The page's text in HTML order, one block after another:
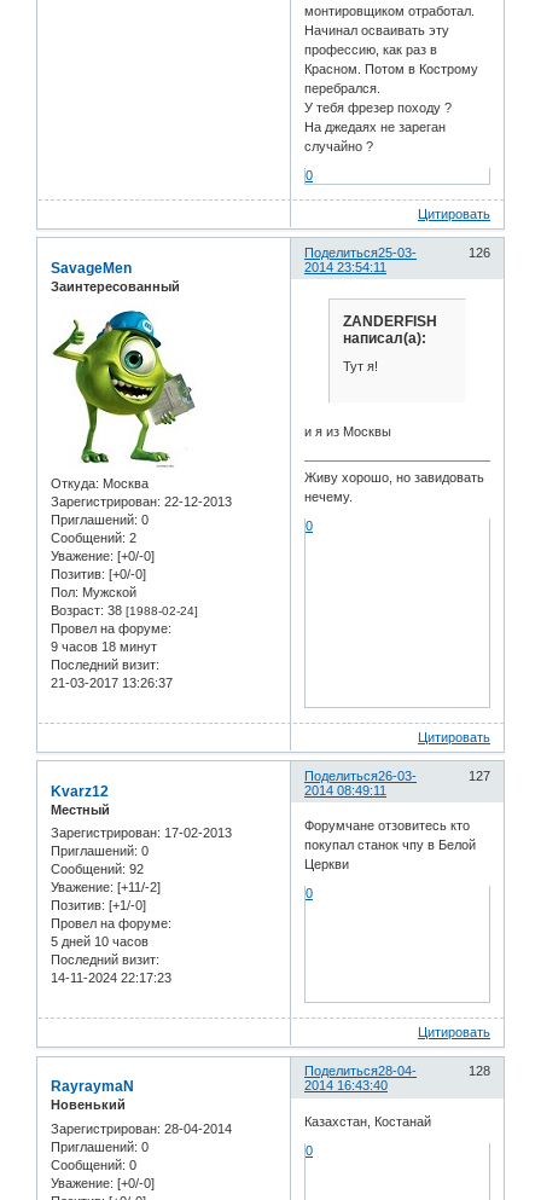
монтировщиком отработал.
Начинал осваивать эту
профессию, как раз в
Красном. Потом в Кострому
перебрался.
У тебя фрезер походу ?
На джедаях не зареган
случайно ?
0
Цитировать
Поделиться 126
25-03-
2014 23:54:11
SavageMen
Заинтересованный
Откуда: Москва
Зарегистрирован: 22-12-2013
Приглашений: 0
Сообщений: 2
Уважение: [+0/-0]
Позитив: [+0/-0]
Пол: Мужской
Возраст: 38 [1988-02-24]
Провел на форуме:
9 часов 18 минут
Последний визит:
21-03-2017 13:26:37
ZANDERFISH
написал(а):
Тут я!
и я из Москвы
Живу хорошо, но завидовать
нечему.
0
Цитировать
Поделиться 127
26-03-
2014 08:49:11
Kvarz12
Местный
Зарегистрирован: 17-02-2013
Приглашений: 0
Сообщений: 92
Уважение: [+11/-2]
Позитив: [+1/-0]
Провел на форуме:
5 дней 10 часов
Последний визит:
14-11-2024 22:17:23
Форумчане отзовитесь кто
покупал станок чпу в Белой
Церкви
0
Цитировать
Поделиться 128
28-04-
2014 16:43:40
RayraymaN
Новенький
Зарегистрирован: 28-04-2014
Приглашений: 0
Сообщений: 0
Уважение: [+0/-0]
Казахстан, Костанай
0